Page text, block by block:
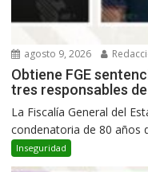
agosto 9, 2026
Obtiene FGE
tres responsables
La Fiscalía General del
condenatoria de 80 años
Inseguridad